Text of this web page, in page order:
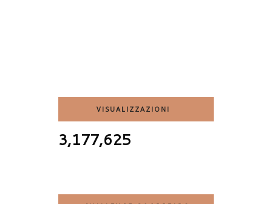
VISUALIZZAZIONI
3,177,625